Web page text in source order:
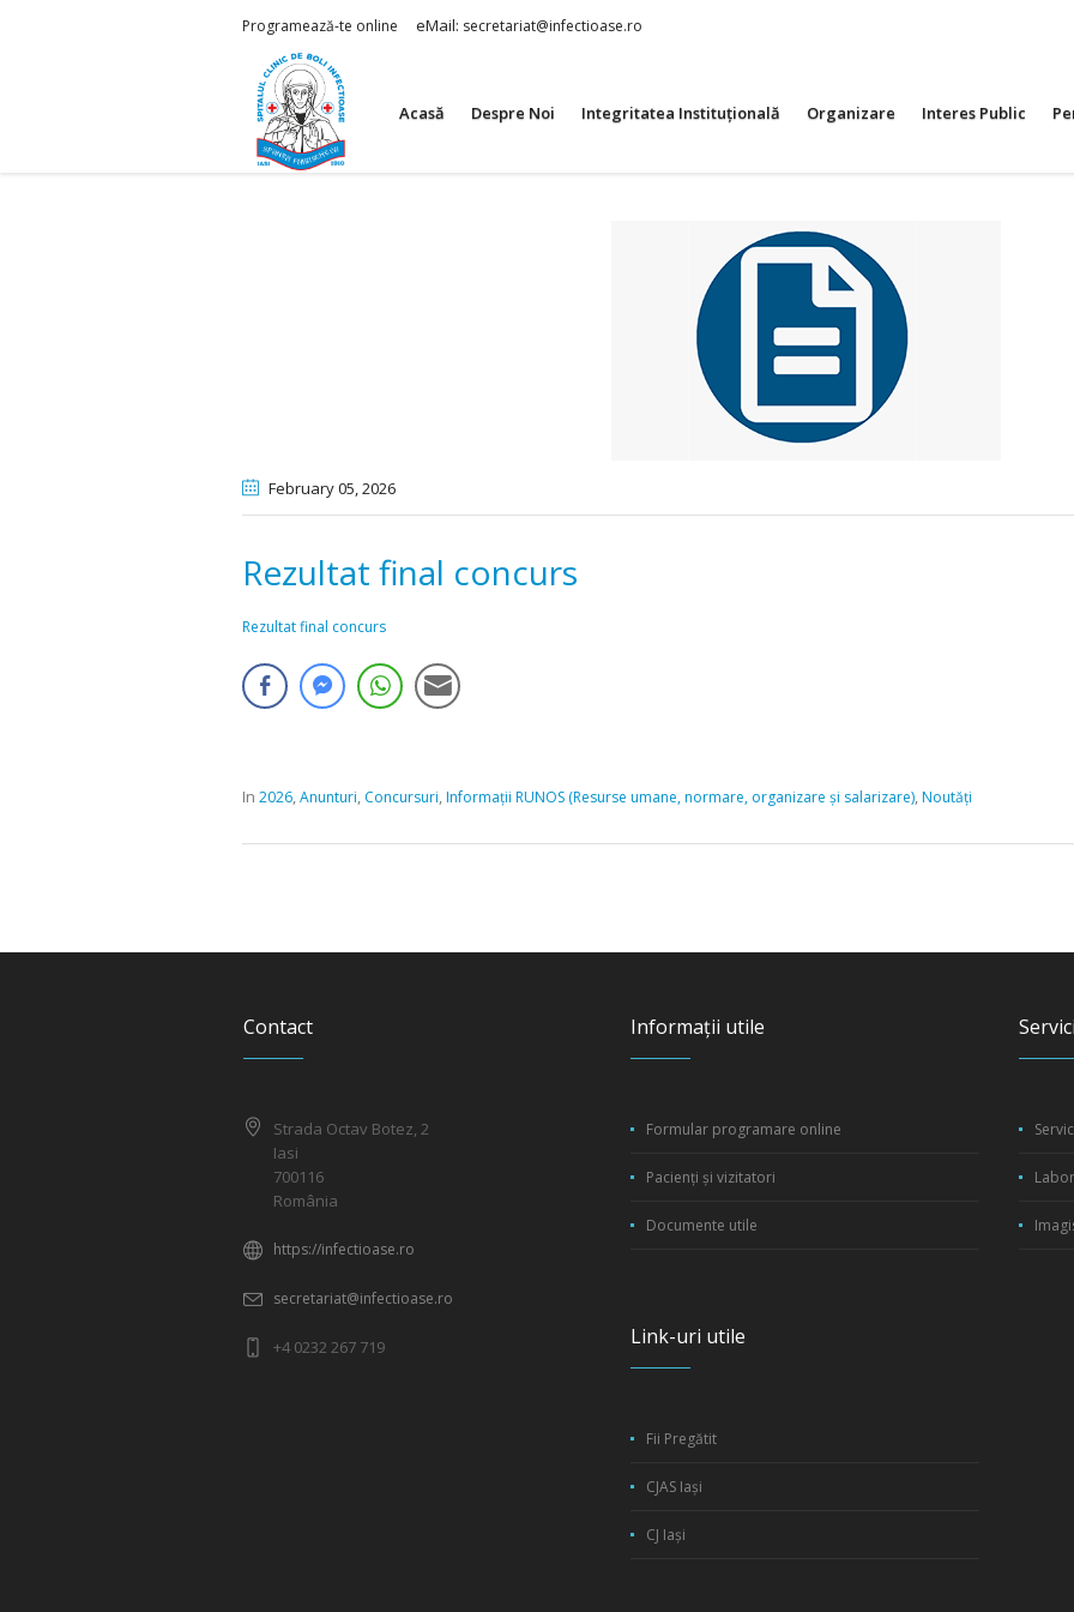
Programează-te online eMail: secretariat@infectioase.ro
Acasă Despre Noi Integritatea Instituțională Organizare Interes Public
February 05, 2026
Rezultat final concurs
Rezultat final concurs
In 2026,Anunturi, Concursuri,Informații RUNOS (Resurse umane, normare, organizare și salarizare),Noutăți
Contact
Strada Octav Botez, 2
Iasi
700116
România
https://infectioase.ro
secretariat@infectioase.ro
+4 0232 267 719
Informații utile
Formular programare online
Pacienți și vizitatori
Documente utile
Link-uri utile
Fii Pregătit
CJAS Iași
CJ Iași